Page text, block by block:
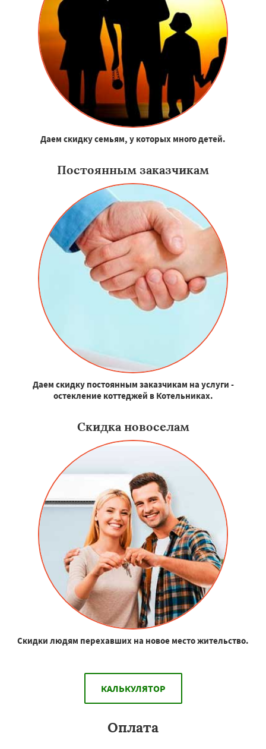
Даем скидку семьям, у которых много детей.
Постоянным заказчикам
Даем скидку постоянным заказчикам на услуги -
остекление коттеджей в Котельниках.
Скидка новоселам
Скидки людям перехавших на новое место жительство.
КАЛЬКУЛЯТОР
Оплата